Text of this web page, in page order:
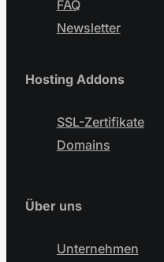
FAQ
Newsletter
Hosting Addons
SSL-Zertifikate
Domains
Über uns
Unternehmen